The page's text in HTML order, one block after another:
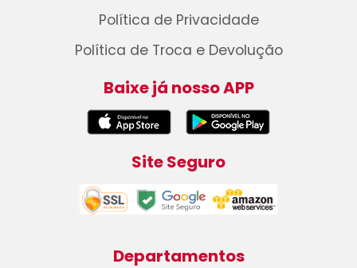
Política de Privacidade
Política de Troca e Devolução
Baixe já nosso APP
Site Seguro
Departamentos